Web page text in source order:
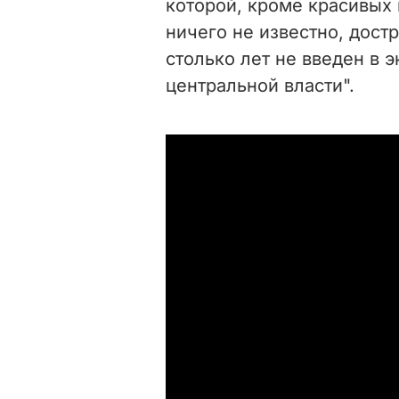
которой, кроме красивых
ничего не известно,
столько лет не введен в
центральной власти".